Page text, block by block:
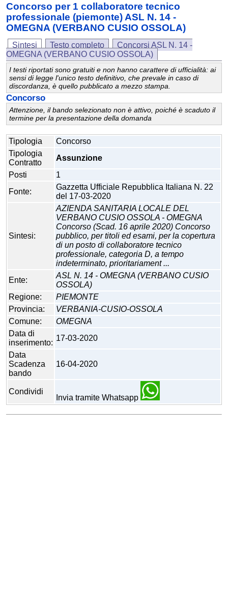
Concorso per 1 collaboratore tecnico
professionale (piemonte) ASL N. 14 -
OMEGNA (VERBANO CUSIO OSSOLA)
Sintesi Testo completo
Concorsi ASL N. 14 -
OMEGNA (VERBANO CUSIO OSSOLA)
I testi riportati sono gratuiti e non hanno carattere di ufficialità: ai
sensi di legge l'unico testo definitivo, che prevale in caso di
discordanza, è quello pubblicato a mezzo stampa.
Concorso
Attenzione, il bando selezionato non è attivo, poiché è scaduto il
termine per la presentazione della domanda
Tipologia
Concorso
Tipologia
Contratto
Assunzione
Posti
1
Fonte:
Gazzetta Ufficiale Repubblica Italiana N. 22
del 17-03-2020
Sintesi:
AZIENDA SANITARIA LOCALE DEL
VERBANO CUSIO OSSOLA - OMEGNA
Concorso (Scad. 16 aprile 2020) Concorso
pubblico, per titoli ed esami, per la copertura
di un posto di collaboratore tecnico
professionale, categoria D, a tempo
indeterminato, prioritariament ...
Ente:
ASL N. 14 - OMEGNA (VERBANO CUSIO
OSSOLA)
Regione:
PIEMONTE
Provincia:
VERBANIA-CUSIO-OSSOLA
Comune:
OMEGNA
Data di
inserimento:
17-03-2020
Data
Scadenza
bando
16-04-2020
Condividi
Invia tramite Whatsapp